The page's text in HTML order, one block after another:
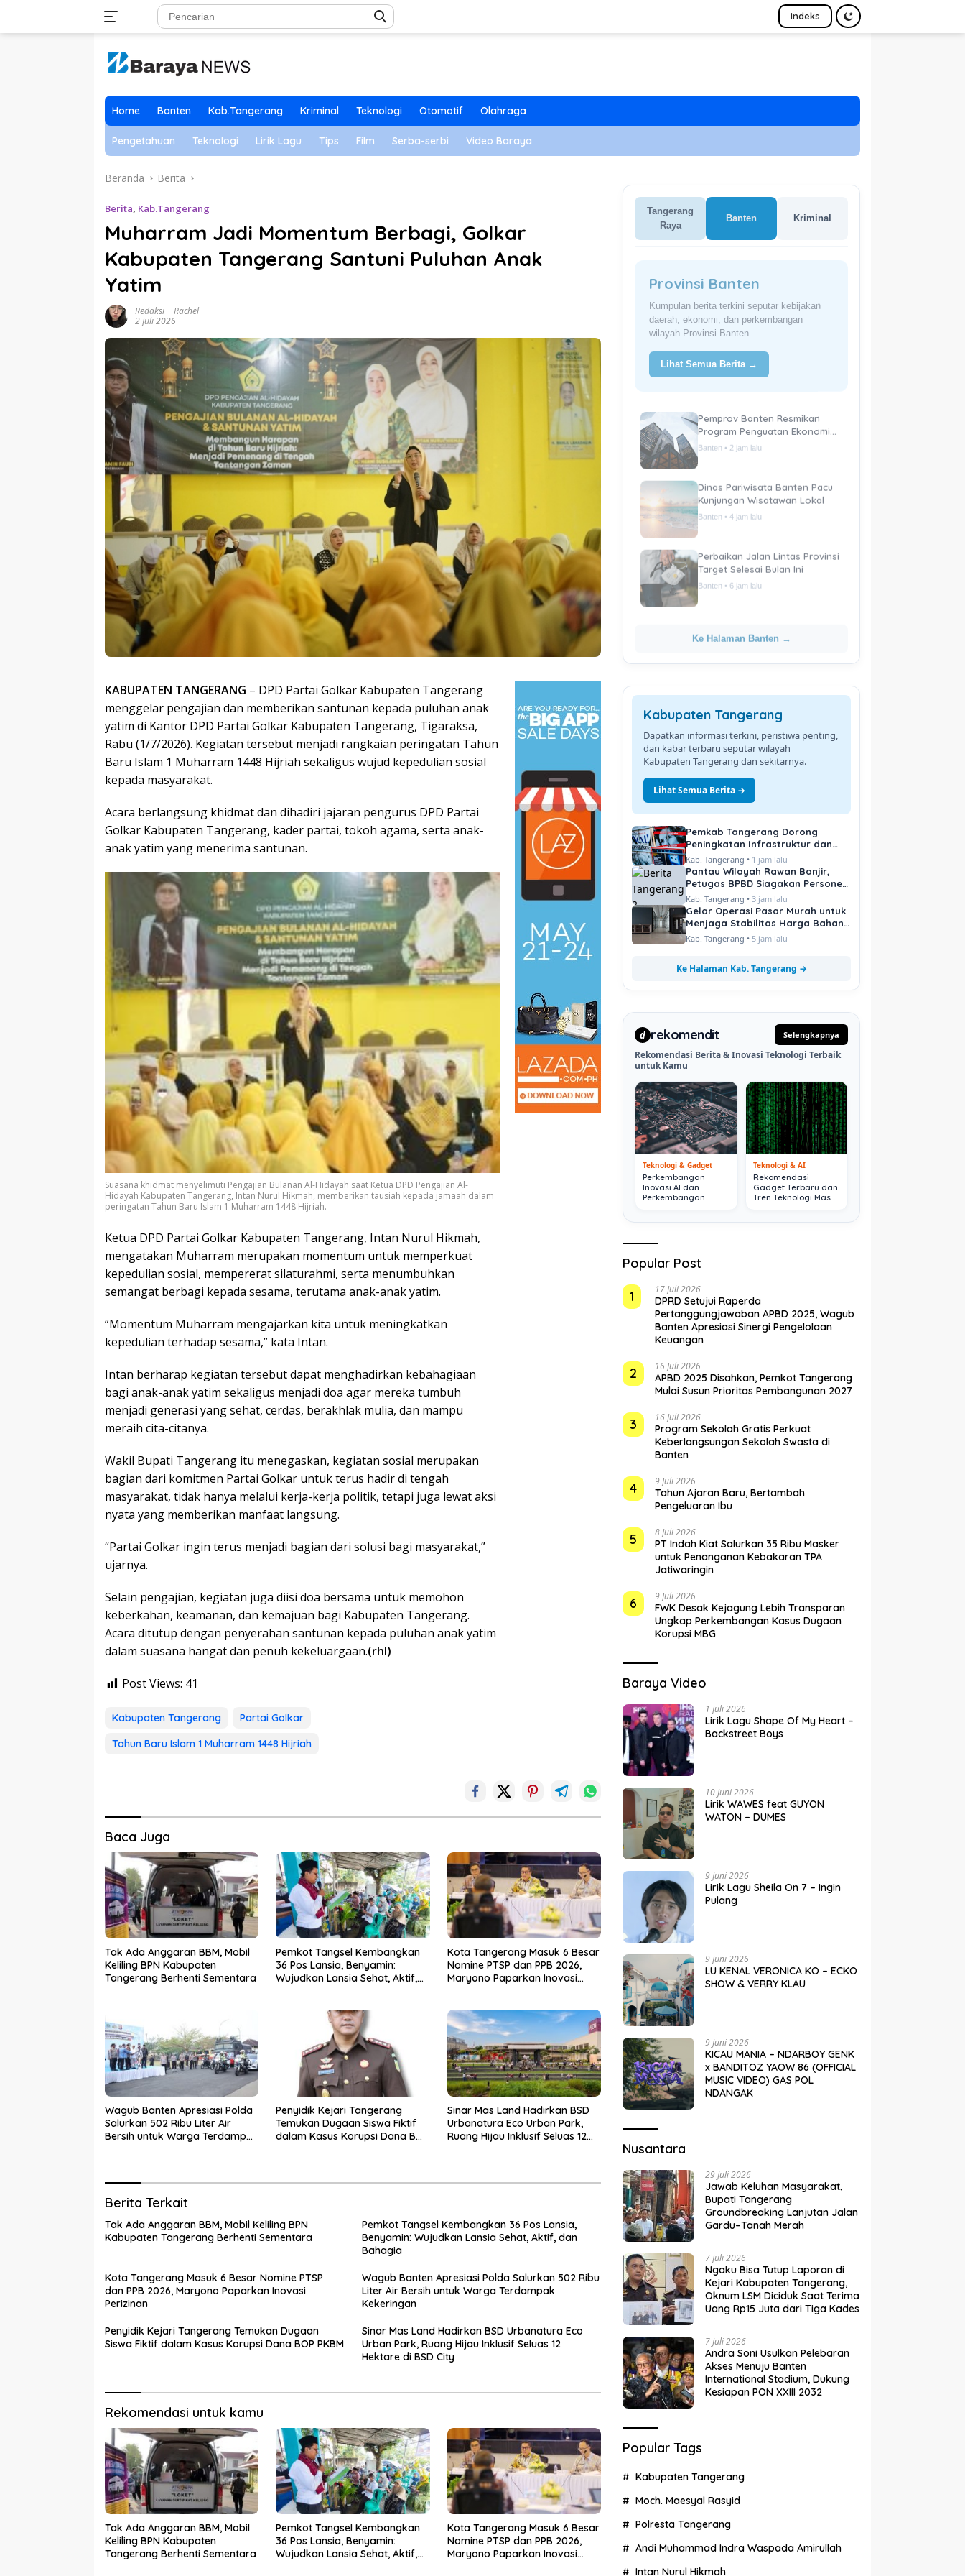
Indeks
Home Banten Kab.Tangerang Kriminal Teknologi Otomotif Olahraga
Pengetahuan Teknologi Lirik Lagu Tips Film Serba-serbi Video Baraya
Beranda Berita
Berita, Kab.Tangerang
Muharram Jadi Momentum Berbagi, Golkar
Kabupaten Tangerang Santuni Puluhan Anak
Yatim
Redaksi | Rachel
2 Juli 2026
KABUPATEN TANGERANG – DPD Partai Golkar Kabupaten Tangerang
menggelar pengajian dan memberikan santunan kepada puluhan anak
yatim di Kantor DPD Partai Golkar Kabupaten Tangerang, Tigaraksa,
Rabu (1/7/2026). Kegiatan tersebut menjadi rangkaian peringatan Tahun
Baru Islam 1 Muharram 1448 Hijriah sekaligus wujud kepedulian sosial
kepada masyarakat.
Acara berlangsung khidmat dan dihadiri jajaran pengurus DPD Partai
Golkar Kabupaten Tangerang, kader partai, tokoh agama, serta anak-
anak yatim yang menerima santunan.
Suasana khidmat menyelimuti Pengajian Bulanan Al-Hidayah saat Ketua DPD Pengajian Al-
Hidayah Kabupaten Tangerang, Intan Nurul Hikmah, memberikan tausiah kepada jamaah dalam
peringatan Tahun Baru Islam 1 Muharram 1448 Hijriah.
Ketua DPD Partai Golkar Kabupaten Tangerang, Intan Nurul Hikmah,
mengatakan Muharram merupakan momentum untuk memperkuat
kepedulian sosial, mempererat silaturahmi, serta menumbuhkan
semangat berbagi kepada sesama, terutama anak-anak yatim.
“Momentum Muharram mengajarkan kita untuk meningkatkan
kepedulian terhadap sesama,” kata Intan.
Intan berharap kegiatan tersebut dapat menghadirkan kebahagiaan
bagi anak-anak yatim sekaligus menjadi doa agar mereka tumbuh
menjadi generasi yang sehat, cerdas, berakhlak mulia, dan mampu
meraih cita-citanya.
Wakil Bupati Tangerang itu menegaskan, kegiatan sosial merupakan
bagian dari komitmen Partai Golkar untuk terus hadir di tengah
masyarakat, tidak hanya melalui kerja-kerja politik, tetapi juga lewat aksi
nyata yang memberikan manfaat langsung.
“Partai Golkar ingin terus menjadi bagian dari solusi bagi masyarakat,”
ujarnya.
Selain pengajian, kegiatan juga diisi doa bersama untuk memohon
keberkahan, keamanan, dan kemajuan bagi Kabupaten Tangerang.
Acara ditutup dengan penyerahan santunan kepada puluhan anak yatim
dalam suasana hangat dan penuh kekeluargaan.(rhl)
Post Views: 41
Kabupaten Tangerang
Partai Golkar
Tahun Baru Islam 1 Muharram 1448 Hijriah
Baca Juga
Tak Ada Anggaran BBM, Mobil
Keliling BPN Kabupaten
Tangerang Berhenti Sementara
Pemkot Tangsel Kembangkan
36 Pos Lansia, Benyamin:
Wujudkan Lansia Sehat, Aktif,
Kota Tangerang Masuk 6 Besar
Nomine PTSP dan PPB 2026,
Maryono Paparkan Inovasi
Wagub Banten Apresiasi Polda
Salurkan 502 Ribu Liter Air
Bersih untuk Warga Terdampak
Penyidik Kejari Tangerang
Temukan Dugaan Siswa Fiktif
dalam Kasus Korupsi Dana BOP
Sinar Mas Land Hadirkan BSD
Urbanatura Eco Urban Park,
Ruang Hijau Inklusif Seluas 12
Berita Terkait
Tak Ada Anggaran BBM, Mobil Keliling BPN
Kabupaten Tangerang Berhenti Sementara
Pemkot Tangsel Kembangkan 36 Pos Lansia,
Benyamin: Wujudkan Lansia Sehat, Aktif, dan
Bahagia
Kota Tangerang Masuk 6 Besar Nomine PTSP
dan PPB 2026, Maryono Paparkan Inovasi
Perizinan
Wagub Banten Apresiasi Polda Salurkan 502 Ribu
Liter Air Bersih untuk Warga Terdampak
Kekeringan
Penyidik Kejari Tangerang Temukan Dugaan
Siswa Fiktif dalam Kasus Korupsi Dana BOP PKBM
Sinar Mas Land Hadirkan BSD Urbanatura Eco
Urban Park, Ruang Hijau Inklusif Seluas 12
Hektare di BSD City
Rekomendasi untuk kamu
Tak Ada Anggaran BBM, Mobil
Keliling BPN Kabupaten
Tangerang Berhenti Sementara
Pemkot Tangsel Kembangkan
36 Pos Lansia, Benyamin:
Wujudkan Lansia Sehat, Aktif,
Kota Tangerang Masuk 6 Besar
Nomine PTSP dan PPB 2026,
Maryono Paparkan Inovasi
Tangerang
Raya
Banten Kriminal
Provinsi Banten
Kumpulan berita terkini seputar kebijakan
daerah, ekonomi, dan perkembangan
wilayah Provinsi Banten.
Lihat Semua Berita →
Pemprov Banten Resmikan
Program Penguatan Ekonomi
Daerah
Banten • 2 jam lalu
Dinas Pariwisata Banten Pacu
Kunjungan Wisatawan Lokal
Banten • 4 jam lalu
Perbaikan Jalan Lintas Provinsi
Target Selesai Bulan Ini
Banten • 6 jam lalu
Ke Halaman Banten →
Kabupaten Tangerang
Dapatkan informasi terkini, peristiwa penting,
dan kabar terbaru seputar wilayah
Kabupaten Tangerang dan sekitarnya.
Lihat Semua Berita →
Pemkab Tangerang Dorong
Peningkatan Infrastruktur dan
Pelayanan Publik
Kab. Tangerang • 1 jam lalu
Pantau Wilayah Rawan Banjir,
Petugas BPBD Siagakan Personel
di Titik Kritis
Kab. Tangerang •3 jam lalu
Gelar Operasi Pasar Murah untuk
Menjaga Stabilitas Harga Bahan
Pokok
Kab. Tangerang • 5 jam lalu
Ke Halaman Kab. Tangerang →
d rekomendit Selengkapnya
Rekomendasi Berita & Inovasi Teknologi Terbaik
untuk Kamu
Teknologi & Gadget
Perkembangan
Inovasi AI dan
Perkembangan
Teknologi & AI
Rekomendasi
Gadget Terbaru dan
Tren Teknologi Masa
Popular Post
1
17 Juli 2026
DPRD Setujui Raperda
Pertanggungjawaban APBD 2025, Wagub
Banten Apresiasi Sinergi Pengelolaan
Keuangan
2 16 Juli 2026
APBD 2025 Disahkan, Pemkot Tangerang
Mulai Susun Prioritas Pembangunan 2027
3 16 Juli 2026
Program Sekolah Gratis Perkuat
Keberlangsungan Sekolah Swasta di
Banten
4 9 Juli 2026
Tahun Ajaran Baru, Bertambah
Pengeluaran Ibu
5 8 Juli 2026
PT Indah Kiat Salurkan 35 Ribu Masker
untuk Penanganan Kebakaran TPA
Jatiwaringin
6 9 Juli 2026
FWK Desak Kejagung Lebih Transparan
Ungkap Perkembangan Kasus Dugaan
Korupsi MBG
Baraya Video
1 Juli 2026
Lirik Lagu Shape Of My Heart –
Backstreet Boys
10 Juni 2026
Lirik WAWES feat GUYON
WATON – DUMES
9 Juni 2026
Lirik Lagu Sheila On 7 – Ingin
Pulang
9 Juni 2026
LU KENAL VERONICA KO – ECKO
SHOW & VERRY KLAU
9 Juni 2026
KICAU MANIA – NDARBOY GENK
x BANDITOZ YAOW 86 (OFFICIAL
MUSIC VIDEO) GAS POL
NDANGAK
Nusantara
29 Juli 2026
Jawab Keluhan Masyarakat,
Bupati Tangerang
Groundbreaking Lanjutan Jalan
Gardu–Tanah Merah
7 Juli 2026
Ngaku Bisa Tutup Laporan di
Kejari Kabupaten Tangerang,
Oknum LSM Diciduk Saat Terima
Uang Rp15 Juta dari Tiga Kades
7 Juli 2026
Andra Soni Usulkan Pelebaran
Akses Menuju Banten
International Stadium, Dukung
Kesiapan PON XXIII 2032
Popular Tags
Kabupaten Tangerang
Moch. Maesyal Rasyid
Polresta Tangerang
Andi Muhammad Indra Waspada Amirullah
Intan Nurul Hikmah